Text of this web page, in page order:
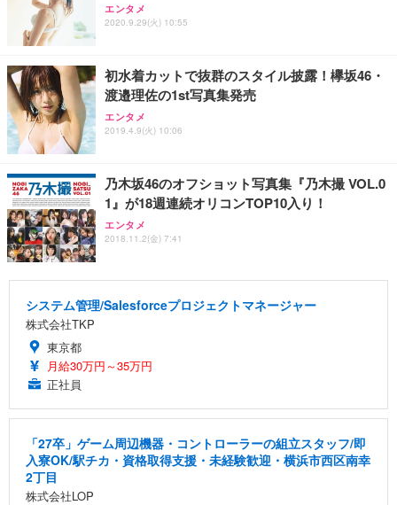
エンタメ
2020.9.29(火) 10:55
初水着カットで抜群のスタイル披露！欅坂46・
渡邉理佐の1st写真集発売
エンタメ
2019.4.9(火) 10:06
乃木坂46のオフショット写真集『乃木撮 VOL.0
1』が18週連続オリコンTOP10入り！
エンタメ
2018.11.2(金) 7:41
システム管理/Salesforceプロジェクトマネージャー
株式会社TKP
東京都
月給30万円～35万円
正社員
「27卒」ゲーム周辺機器・コントローラーの組立スタッフ/即
入寮OK/駅チカ・資格取得支援・未経験歓迎・横浜市西区南幸
2丁目
株式会社LOP